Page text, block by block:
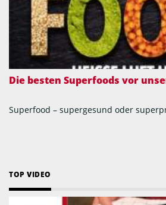
Die besten Superfoods vor
Superfood – supergesund oder
TOP VIDEO